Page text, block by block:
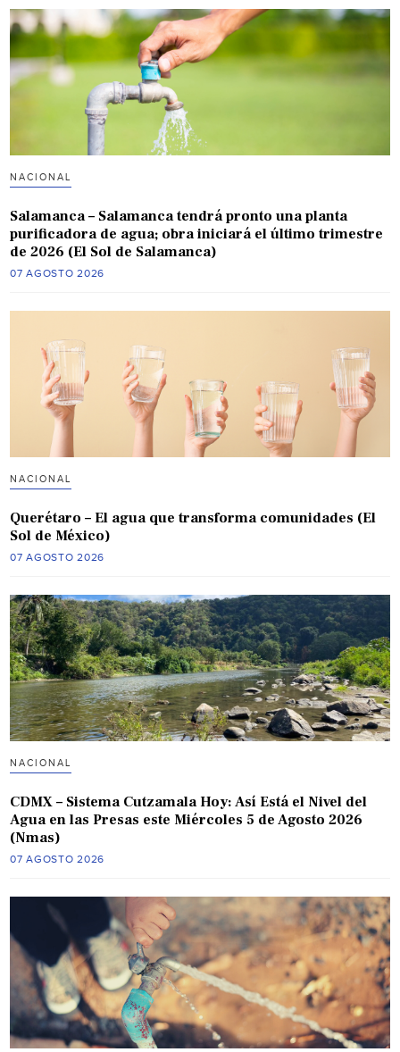
NACIONAL
Salamanca – Salamanca tendrá pronto una planta
purificadora de agua; obra iniciará el último trimestre
de 2026 (El Sol de Salamanca)
07 AGOSTO 2026
NACIONAL
Querétaro – El agua que transforma comunidades (El
Sol de México)
07 AGOSTO 2026
NACIONAL
CDMX – Sistema Cutzamala Hoy: Así Está el Nivel del
Agua en las Presas este Miércoles 5 de Agosto 2026
(Nmas)
07 AGOSTO 2026